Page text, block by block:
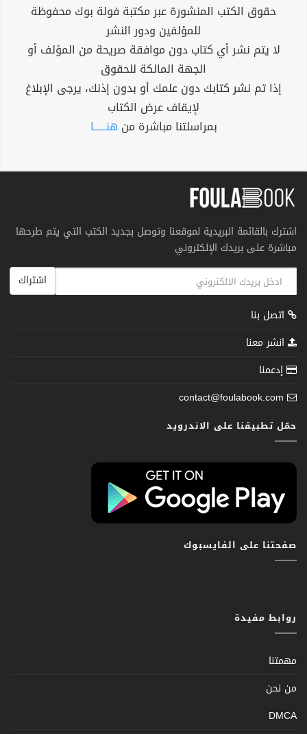
حقوق الكتب المنشورة عبر مكتبة فولة بوك محفوظة
للمؤلفين ودور النشر
لا يتم نشر أي كتاب دون موافقة صريحة من المؤلف أو
الجهة المالكة للحقوق
إذا تم نشر كتابك دون علمك أو بدون إذنك، يرجى الإبلاغ
لإيقاف عرض الكتاب
بمراسلتنا مباشرة من هنــــــا
اشترك بالقائمة البريدية لموقعنا وتوصل بجديد الكتب التي يتم طرحها
مباشرة على بريدك الإلكتروني
اشتراك
اتصل بنا
انشر معنا
إدعمنا
contact@foulabook.com
حمّل تطبيقنا على الاندرويد
صفحتنا على الفايسبوك
روابط مفيدة
مهمتنا
من نحن
DMCA